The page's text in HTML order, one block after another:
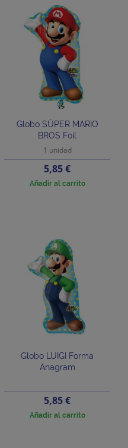
Globo SÚPER MARIO
BROS Foil
1 unidad
Precio
5,85 €
Añadir al carrito
Globo LUIGI Forma
Anagram
Precio
5,85 €
Añadir al carrito